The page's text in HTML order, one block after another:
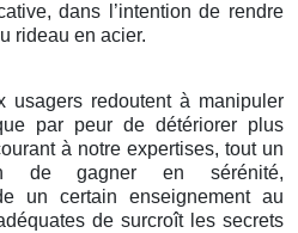
dans l’intention de rendre
rideau en acier.
usagers redoutent à manipuler
par peur de détériorer plus
à notre expertises, tout un
de gagner en sérénité,
un certain enseignement au
de surcroît les secrets